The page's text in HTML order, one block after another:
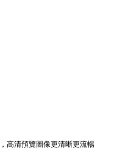
高清預覽圖像更清晰更流暢